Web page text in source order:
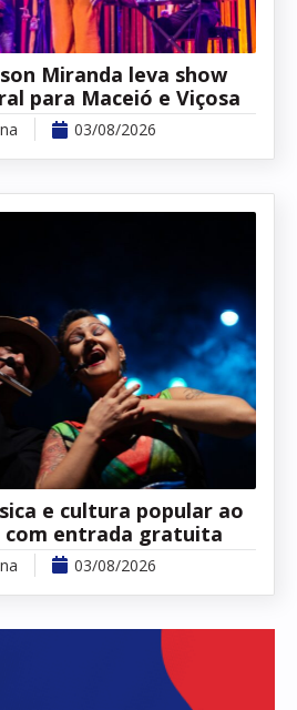
Miranda leva show
para Maceió e Viçosa
03/08/2026
e cultura popular ao
com entrada gratuita
03/08/2026